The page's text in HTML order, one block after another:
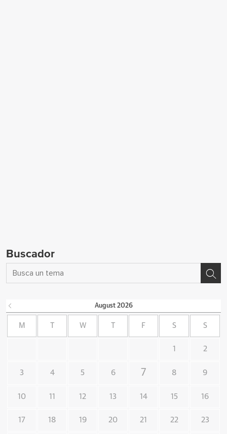
Buscador
August 2026
M W F S S
1 2
3 4 5 6 7 8 9
10 11 12 13 14 15 16
17 18 19 20 21 22 23